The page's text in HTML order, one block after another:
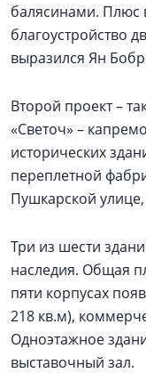
балясинами. Плюс
благоустройство
выразился Ян
Второй проект –
«Светоч» –
исторических
переплетной
Пушкарской
Три из шести
наследия. Общая
пяти корпусах
218 кв.м),
Одноэтажное
выставочный зал.